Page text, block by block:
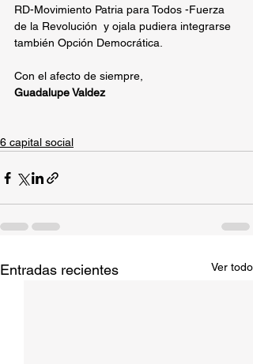
RD-Movimiento Patria para Todos -Fuerza
de la Revolución  y ojala pudiera integrarse
también Opción Democrática.
Con el afecto de siempre,
Guadalupe Valdez
6 capital social
Entradas recientes Ver todo